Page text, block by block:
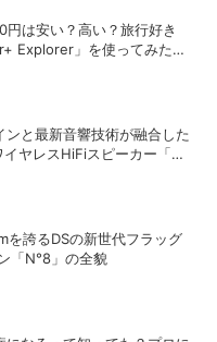
は安い？高い？旅行好き
Explorer」を使ってみたら
ンと最新音響技術が融合した
ヤレスHiFiスピーカー「LS
を誇るDSの新世代フラッグ
「N°8」の全貌